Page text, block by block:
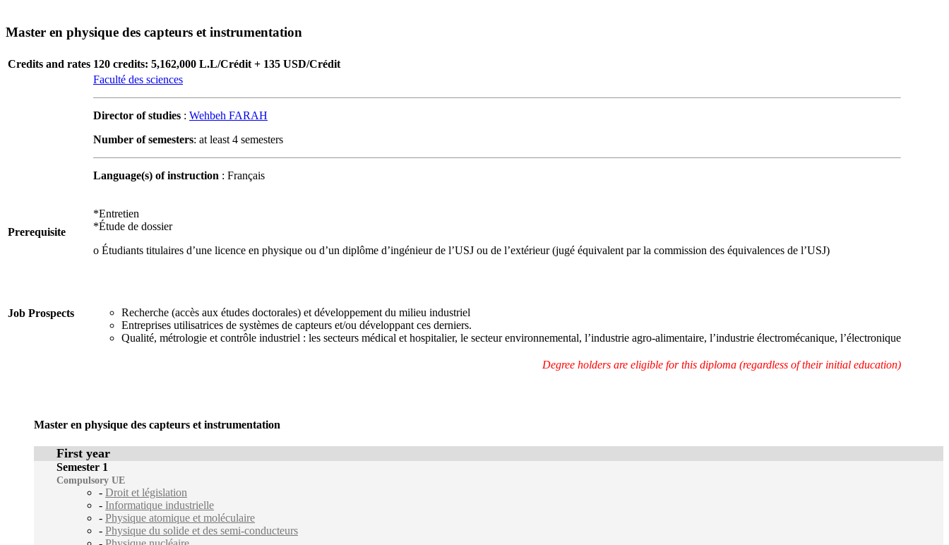
Master en physique des capteurs et instrumentation
Credits and rates 120 credits: 5,162,000 L.L/Crédit + 135 USD/Crédit
Faculté des sciences
Director of studies : Wehbeh FARAH
Number of semesters: at least 4 semesters
Language(s) of instruction : Français
Prerequisite
*Entretien
*Étude de dossier
o Étudiants titulaires d’une licence en physique ou d’un diplôme d’ingénieur de l’USJ ou de l’extérieur (jugé équivalent par la commission des équivalences de l’USJ)
Job Prospects
Recherche (accès aux études doctorales) et développement du milieu industriel
Entreprises utilisatrices de systèmes de capteurs et/ou développant ces derniers.
Qualité, métrologie et contrôle industriel : les secteurs médical et hospitalier, le secteur environnemental, l’industrie agro-alimentaire, l’industrie électromécanique, l’électronique
Degree holders are eligible for this diploma (regardless of their initial education)
Master en physique des capteurs et instrumentation
First year
Semester 1
Compulsory UE
- Droit et législation
- Informatique industrielle
- Physique atomique et moléculaire
- Physique du solide et des semi-conducteurs